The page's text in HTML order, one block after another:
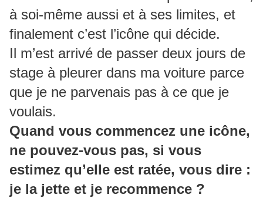
à soi-même aussi et à ses limites, et
finalement c’est l’icône qui décide.
Il m’est arrivé de passer deux jours de
stage à pleurer dans ma voiture parce
que je ne parvenais pas à ce que je
voulais.
Quand vous commencez une icône,
ne pouvez-vous pas, si vous
estimez qu’elle est ratée, vous dire :
je la jette et je recommence ?